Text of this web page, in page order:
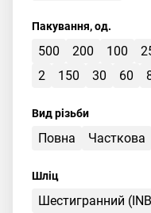
Пакування, од.
500 200 100
2
150 30 60
Вид різьби
Повна Часткова
Шліц
Шестигранний